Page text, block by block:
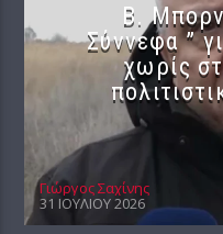
B.
Σύννεφα ”
χωρίς
Γιώργος Σαχίνης
31 ΙΟΥΛΊΟΥ 2026